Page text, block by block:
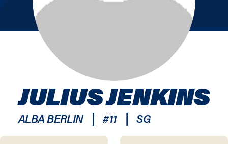
JULIUS JENKINS
ALBA BERLIN | #11 | SG